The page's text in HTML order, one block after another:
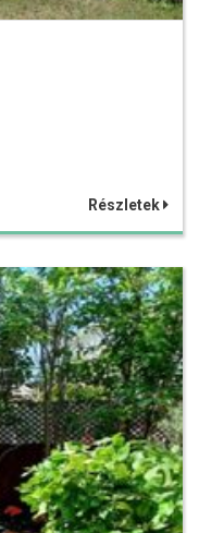
Részletek